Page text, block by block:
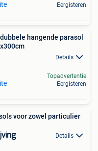
Eergisteren
hangende parasol
Details
Topadvertentie
Eergisteren
voor zowel particulier
Details